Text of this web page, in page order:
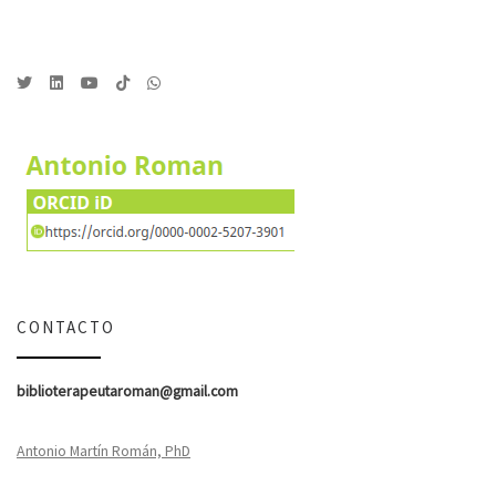
CONTACTO
biblioterapeutaroman@gmail.com
Antonio Martín Román, PhD